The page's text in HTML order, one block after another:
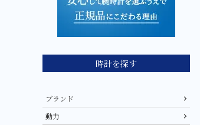
時計を探す
ブランド
動力